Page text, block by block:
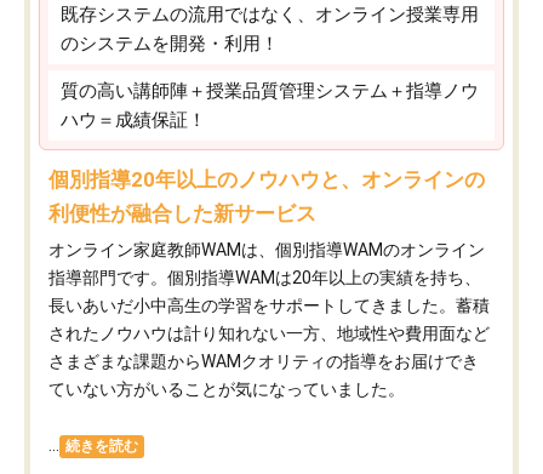
既存システムの流用ではなく、オンライン授業専用
のシステムを開発・利用！
質の高い講師陣＋授業品質管理システム＋指導ノウ
ハウ＝成績保証！
個別指導20年以上のノウハウと、オンラインの
利便性が融合した新サービス
オンライン家庭教師WAMは、個別指導WAMのオンライン
指導部門です。個別指導WAMは20年以上の実績を持ち、
長いあいだ小中高生の学習をサポートしてきました。蓄積
されたノウハウは計り知れない一方、地域性や費用面など
さまざまな課題からWAMクオリティの指導をお届けでき
ていない方がいることが気になっていました。
続きを読む